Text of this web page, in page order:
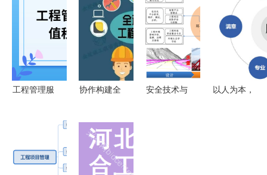
工程管理服
务中的应用
务 ppt
修项目管理
的软件开发
策略与实践
剖析
12月15日
起施行 重
塑工程管理
服务新格局
工程管理服
协作构建全
询服务能力
安全技术与
以人为本，